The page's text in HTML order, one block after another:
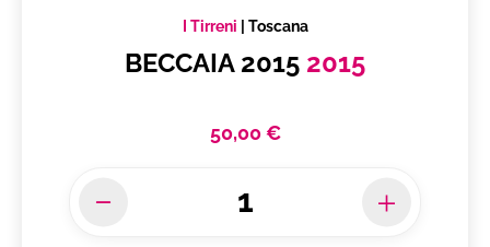
I Tirreni Toscana
BECCAIA 2015 2015
50,00 €